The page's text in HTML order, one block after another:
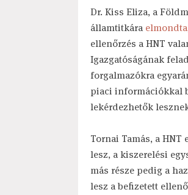
Dr. Kiss Eliza, a
államtitkára elmondta
ellenőrzés a HNT
Igazgatóságának
forgalmazókra
piaci információkkal
lekérdezhetők
Tornai Tamás, a
lesz, a kiszerelési
más része pedig a
lesz a befizetett